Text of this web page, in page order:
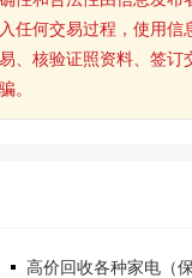
任何交易过程，使用信
、核验证照资料、签订
。
高价回收各种家电（